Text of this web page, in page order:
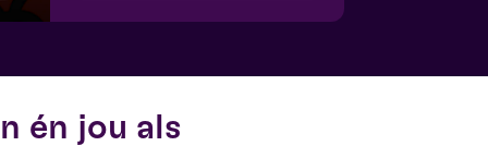
én jou als